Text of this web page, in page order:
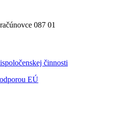
087 01
činnosti
EÚ